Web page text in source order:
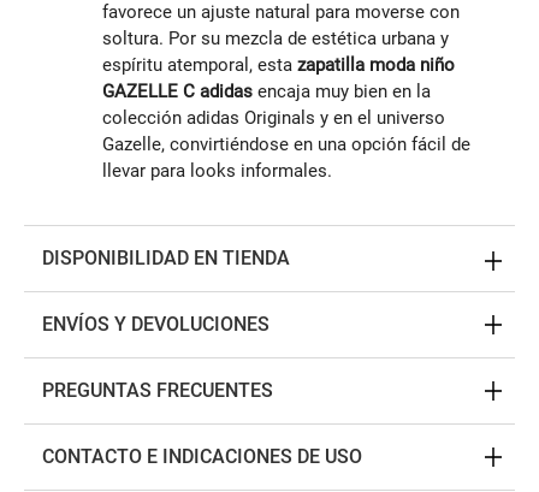
favorece un ajuste natural para moverse con
soltura. Por su mezcla de estética urbana y
espíritu atemporal, esta zapatilla moda niño
GAZELLE C adidas encaja muy bien en la
colección adidas Originals y en el universo
Gazelle, convirtiéndose en una opción fácil de
llevar para looks informales.
DISPONIBILIDAD EN TIENDA
ENVÍOS Y DEVOLUCIONES
PREGUNTAS FRECUENTES
CONTACTO E INDICACIONES DE USO